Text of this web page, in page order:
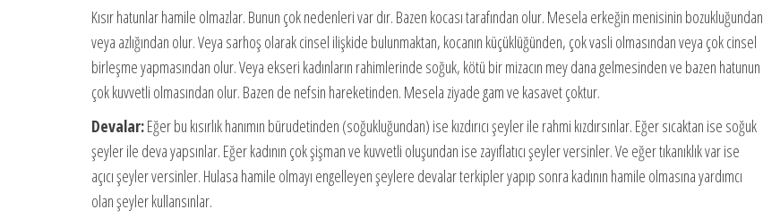
Kısır hatunlar hamile olmazlar. Bunun çok nedenleri var dır. Bazen kocası tarafından olur. Mesela erkeğin menisinin bozukluğundan
veya azlığından olur. Veya sarhoş olarak cinsel ilişkide bulunmaktan, kocanın küçüklüğünden, çok vasli olmasından veya çok cinsel
birleşme yapmasından olur. Veya ekseri kadınların rahimlerinde soğuk, kötü bir mizacın mey dana gelmesinden ve bazen hatunun
çok kuvvetli olmasından olur. Bazen de nefsin hareketinden. Mesela ziyade gam ve kasavet çoktur.
Devalar:Eğer bu kısırlık hanımın bürudetinden (soğukluğundan) ise kızdırıcı şeyler ile rahmi kızdırsınlar. Eğer sıcaktan ise soğuk
şeyler ile deva yapsınlar. Eğer kadının çok şişman ve kuvvetli oluşundan ise zayıflatıcı şeyler versinler. Ve eğer tıkanıklık var ise
açıcı şeyler versinler. Hulasa hamile olmayı engelleyen şeylere devalar terkipler yapıp sonra kadının hamile olmasına yardımcı
olan şeyler kullansınlar.